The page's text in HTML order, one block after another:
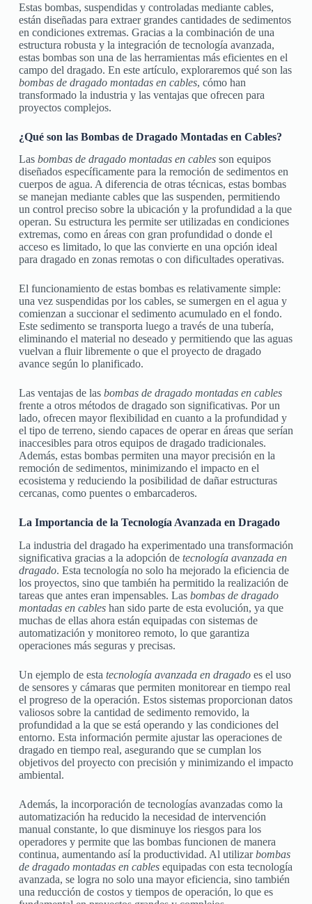
Estas bombas, suspendidas y controladas mediante cables,
están diseñadas para extraer grandes cantidades de sedimentos
en condiciones extremas. Gracias a la combinación de una
estructura robusta y la integración de tecnología avanzada,
estas bombas son una de las herramientas más eficientes en el
campo del dragado. En este artículo, exploraremos qué son las
bombas de dragado montadas en cables, cómo han
transformado la industria y las ventajas que ofrecen para
proyectos complejos.
¿Qué son las Bombas de Dragado Montadas en Cables?
Las bombas de dragado montadas en cablesson equipos
diseñados específicamente para la remoción de sedimentos en
cuerpos de agua. A diferencia de otras técnicas, estas bombas
se manejan mediante cables que las suspenden, permitiendo
un control preciso sobre la ubicación y la profundidad a la que
operan. Su estructura les permite ser utilizadas en condiciones
extremas, como en áreas con gran profundidad o donde el
acceso es limitado, lo que las convierte en una opción ideal
para dragado en zonas remotas o con dificultades operativas.
El funcionamiento de estas bombas es relativamente simple:
una vez suspendidas por los cables, se sumergen en el agua y
comienzan a succionar el sedimento acumulado en el fondo.
Este sedimento se transporta luego a través de una tubería,
eliminando el material no deseado y permitiendo que las aguas
vuelvan a fluir libremente o que el proyecto de dragado
avance según lo planificado.
Las ventajas de las bombas de dragado montadas en cables
frente a otros métodos de dragado son significativas. Por un
lado, ofrecen mayor flexibilidad en cuanto a la profundidad y
el tipo de terreno, siendo capaces de operar en áreas que serían
inaccesibles para otros equipos de dragado tradicionales.
Además, estas bombas permiten una mayor precisión en la
remoción de sedimentos, minimizando el impacto en el
ecosistema y reduciendo la posibilidad de dañar estructuras
cercanas, como puentes o embarcaderos.
La Importancia de la Tecnología Avanzada en Dragado
La industria del dragado ha experimentado una transformación
significativa gracias a la adopción de tecnología avanzada en
dragado. Esta tecnología no solo ha mejorado la eficiencia de
los proyectos, sino que también ha permitido la realización de
tareas que antes eran impensables. Las bombas de dragado
montadas en cableshan sido parte de esta evolución, ya que
muchas de ellas ahora están equipadas con sistemas de
automatización y monitoreo remoto, lo que garantiza
operaciones más seguras y precisas.
Un ejemplo de esta tecnología avanzada en dragadoes el uso
de sensores y cámaras que permiten monitorear en tiempo real
el progreso de la operación. Estos sistemas proporcionan datos
valiosos sobre la cantidad de sedimento removido, la
profundidad a la que se está operando y las condiciones del
entorno. Esta información permite ajustar las operaciones de
dragado en tiempo real, asegurando que se cumplan los
objetivos del proyecto con precisión y minimizando el impacto
ambiental.
Además, la incorporación de tecnologías avanzadas como la
automatización ha reducido la necesidad de intervención
manual constante, lo que disminuye los riesgos para los
operadores y permite que las bombas funcionen de manera
continua, aumentando así la productividad. Al utilizarbombas
de dragado montadas en cablesequipadas con esta tecnología
avanzada, se logra no solo una mayor eficiencia, sino también
una reducción de costos y tiempos de operación, lo que es